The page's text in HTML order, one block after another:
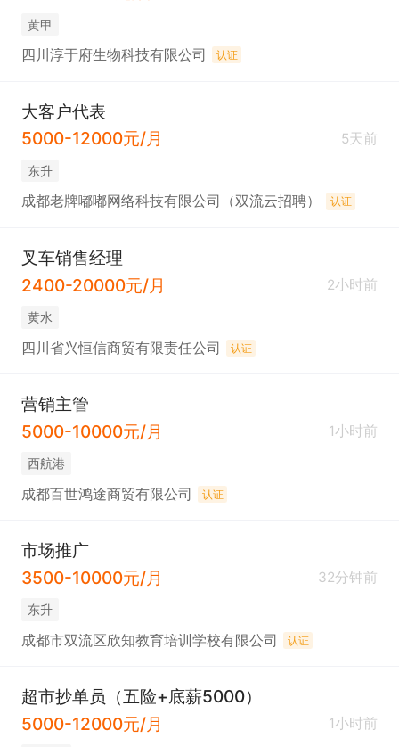
黄甲
四川淳于府生物科技有限公司 认证
大客户代表
5000-12000元/月
5天前
东升
成都老牌嘟嘟网络科技有限公司（双流云招聘） 认证
叉车销售经理
2400-20000元/月
2小时前
黄水
四川省兴恒信商贸有限责任公司 认证
营销主管
5000-10000元/月
1小时前
西航港
成都百世鸿途商贸有限公司 认证
市场推广
3500-10000元/月
32分钟前
东升
成都市双流区欣知教育培训学校有限公司 认证
超市抄单员（五险+底薪5000）
5000-12000元/月
1小时前